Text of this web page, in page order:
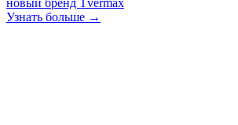
Узнать больше →